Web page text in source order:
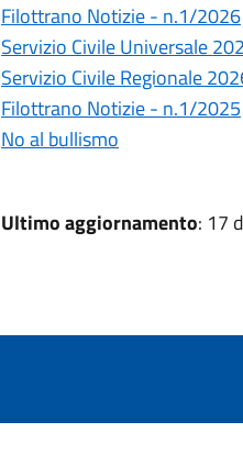
Filottrano Notizie - n.1/2026
Servizio Civile Universale
Servizio Civile Regionale
Filottrano Notizie - n.1/2025
No al bullismo
Ultimo aggiornamento: 17